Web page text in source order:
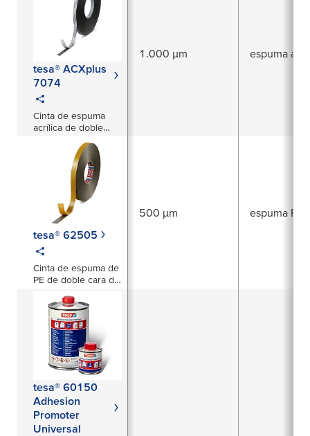
tesa® ACXplus
7074
Cinta de espuma
acrílica de doble
cara de 1000 µm
1.000 µm espuma
tesa® 62505
Cinta de espuma de
PE de doble cara de
500 µm espuma PE
tesa® 60150
Adhesion
Promoter
Universal